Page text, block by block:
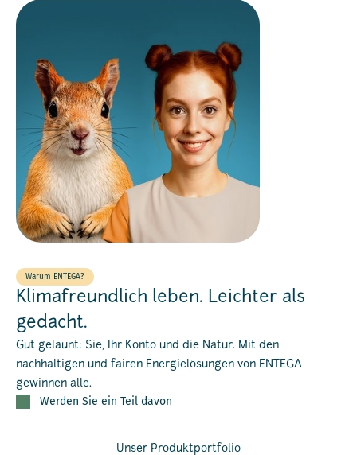
Warum ENTEGA?
Klimafreundlich leben. Leichter als
gedacht.
Gut gelaunt: Sie, Ihr Konto und die Natur. Mit den
nachhaltigen und fairen Energielösungen von ENTEGA
gewinnen alle.
Werden Sie ein Teil davon
Unser Produktportfolio